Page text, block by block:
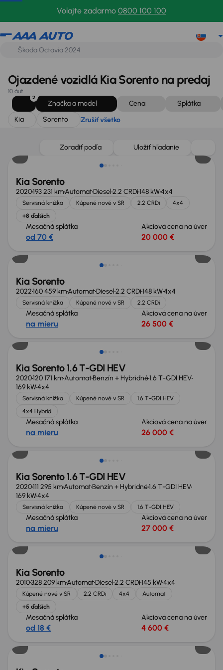
Volajte zadarmo 0800 100 100
Kia
Ojazdené vozidlá Kia Sorento na predaj
10 áut
2
Značka a model Cena
Splátka
Kia
Sorento Zrušiť všetko
Zoradiť podľa Uložiť hľadanie
Možnosť odpočtu DPH
Kia Sorento
2020193 231 kmAutomatDiesel2.2 CRDi148 kW4x4
Servisná knižka Kúpené nové v SR 2.2 CRDi
4x4
+8 ďalších
Mesačná splátka
od 70 €
Akciová cena na úver
20 000 €
Zlacnené o 500 €
Kia Sorento
2022160 459 kmAutomatDiesel2.2 CRDi148 kW4x4
Servisná knižka Kúpené nové v SR 2.2 CRDi
Mesačná splátka
na mieru
Akciová cena na úver
26 500 €
Kia Sorento 1.6 T-GDI HEV
2020120 171 kmAutomatBenzín + Hybridné1.6 T-GDI HEV
169 kW4x4
Servisná knižka Kúpené nové v SR
1.6 T-GDI HEV
4x4 Hybrid
Mesačná splátka
na mieru
Akciová cena na úver
26 000 €
Zlacnené o 1 000 €
Kia Sorento 1.6 T-GDI HEV
2020111 295 kmAutomatBenzín + Hybridné1.6 T-GDI HEV
169 kW4x4
Servisná knižka Kúpené nové v SR 1.6 T-GDI HEV
Mesačná splátka
na mieru
Akciová cena na úver
27 000 €
Zlacnené o 800 €
Kia Sorento
2010328 209 kmAutomatDiesel2.2 CRDi145 kW4x4
Kúpené nové v SR 2.2 CRDi 4x4
Automat
+5 ďalších
Mesačná splátka
od 18 €
Akciová cena na úver
4 600 €
Možnosť odpočtu DPH